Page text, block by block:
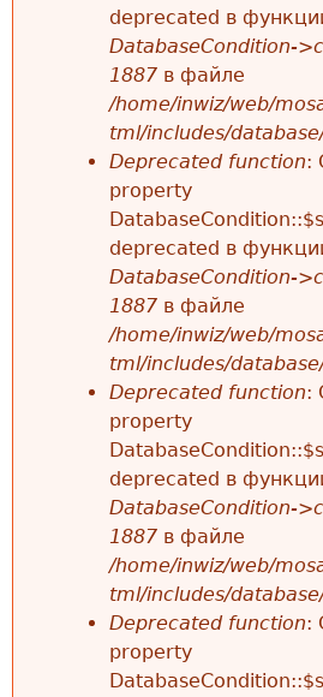
deprecated в
DatabaseCondition-
1887 в файле
/home/inwiz/web/
tml/includes/
Deprecated function:
property
deprecated в
DatabaseCondition-
1887 в файле
/home/inwiz/web/
tml/includes/
Deprecated function:
property
deprecated в
DatabaseCondition-
1887 в файле
/home/inwiz/web/
tml/includes/
Deprecated function:
property